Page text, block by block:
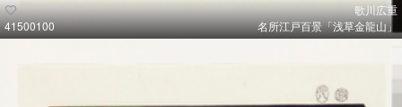
41500100
歌川広重
名所江戸百景「浅草金龍山」